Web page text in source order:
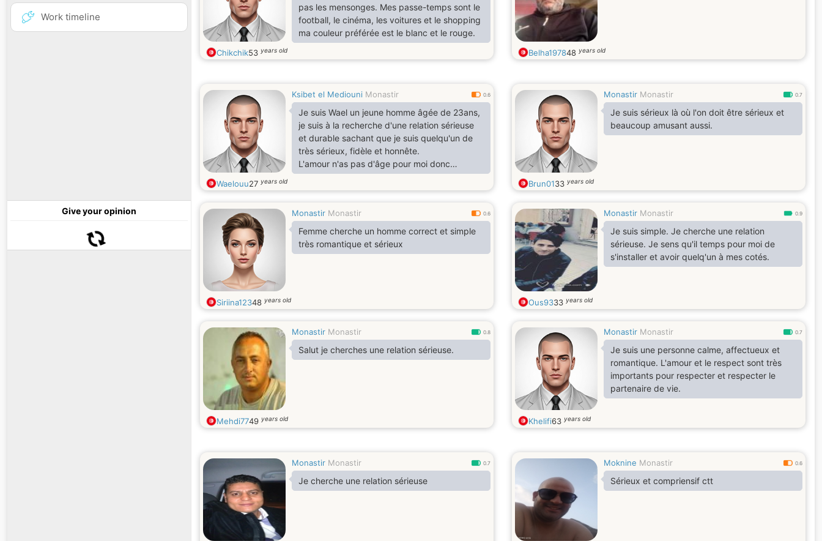
Work timeline
Give your opinion
pas les mensonges. Mes passe-temps sont le
football, le cinéma, les voitures et le shopping
ma couleur préférée est le blanc et le rouge.
Chikchik53 years old Belha197848 years old
Ksibet el Mediouni Monastir 0.6
Je suis Wael un jeune homme âgée de 23ans,
je suis à la recherche d'une relation sérieuse
et durable sachant que je suis quelqu'un de
très sérieux, fidèle et honnête.
L'amour n'as pas d'âge pour moi donc
bienvenue à tout les tranches d'âges.
Waelouu27 years old
Monastir Monastir 0.7
Je suis sérieux là où l'on doit être sérieux et
beaucoup amusant aussi.
Brun0133 years old
Monastir Monastir 0.6
Femme cherche un homme correct et simple
très romantique et sérieux
Siriina12348 years old
Monastir Monastir 0.9
Je suis simple. Je cherche une relation
sérieuse. Je sens qu'il temps pour moi de
s'installer et avoir quelq'un à mes cotés.
Ous9333 years old
Monastir Monastir 0.8
Salut je cherches une relation sérieuse.
Mehdi7749 years old
Monastir Monastir 0.7
Je suis une personne calme, affectueux et
romantique. L'amour et le respect sont très
importants pour respecter et respecter le
partenaire de vie.
Khelifi63 years old
Monastir Monastir 0.7
Je cherche une relation sérieuse
Moknine Monastir 0.6
Sérieux et compriensif ctt